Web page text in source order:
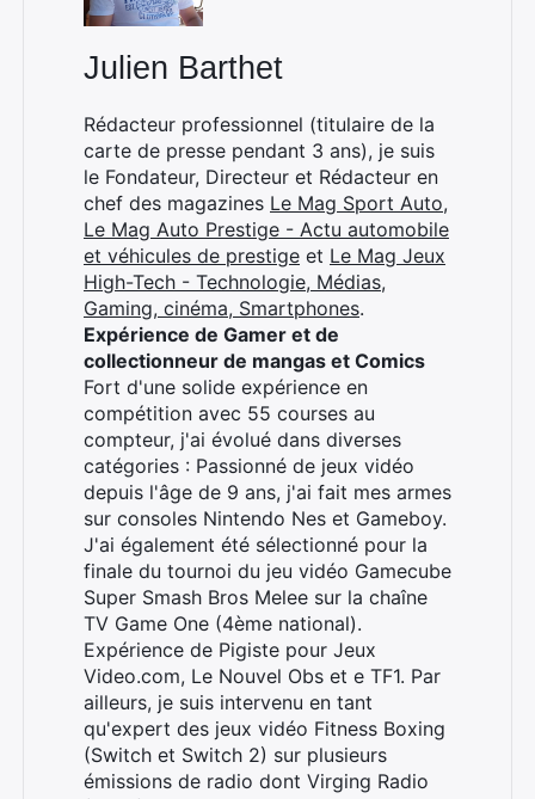
Julien Barthet
Rédacteur professionnel (titulaire de la
carte de presse pendant 3 ans), je suis
le Fondateur, Directeur et Rédacteur en
chef des magazines Le Mag Sport Auto,
Le Mag Auto Prestige - Actu automobile
et véhicules de prestige et Le Mag Jeux
High-Tech - Technologie, Médias,
Gaming, cinéma, Smartphones.
Expérience de Gamer et de
collectionneur de mangas et Comics
Fort d'une solide expérience en
compétition avec 55 courses au
compteur, j'ai évolué dans diverses
catégories : Passionné de jeux vidéo
depuis l'âge de 9 ans, j'ai fait mes armes
sur consoles Nintendo Nes et Gameboy.
J'ai également été sélectionné pour la
finale du tournoi du jeu vidéo Gamecube
Super Smash Bros Melee sur la chaîne
TV Game One (4ème national).
Expérience de Pigiste pour Jeux
Video.com, Le Nouvel Obs et e TF1. Par
ailleurs, je suis intervenu en tant
qu'expert des jeux vidéo Fitness Boxing
(Switch et Switch 2) sur plusieurs
émissions de radio dont Virging Radio
Rechercher